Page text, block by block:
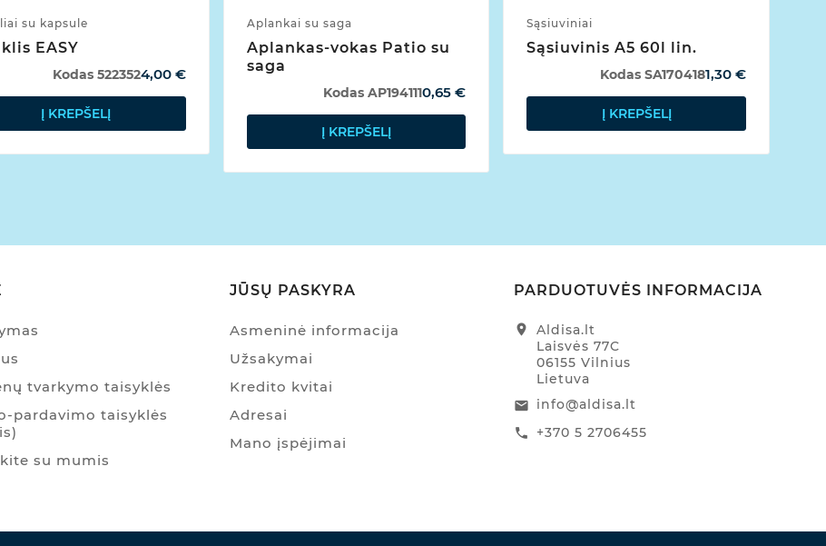
su kapsule
EASY
4,00 €
Kodas 522352
Į KREPŠELĮ
Aplankai su saga
Aplankas-vokas Patio su
saga
0,65 €
KodasAP194111
Į KREPŠELĮ
Sąsiuviniai
Sąsiuvinis A5 60l lin.
1,30 €
Kodas SA170418
Į KREPŠELĮ
tvarkymo taisyklės
pardavimo taisyklės
su mumis
JŪSŲ PASKYRA
Asmeninė informacija
Užsakymai
Kredito kvitai
Adresai
Mano įspėjimai
PARDUOTUVĖS INFORMACIJA
location_on
Aldisa.lt
Laisvės 77C
06155 Vilnius
Lietuva
email info@aldisa.lt
call +370 5 2706455